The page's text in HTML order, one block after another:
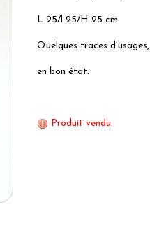
L 25/l 25/H 25 cm
Quelques traces d'usages,
en bon état.
Produit vendu